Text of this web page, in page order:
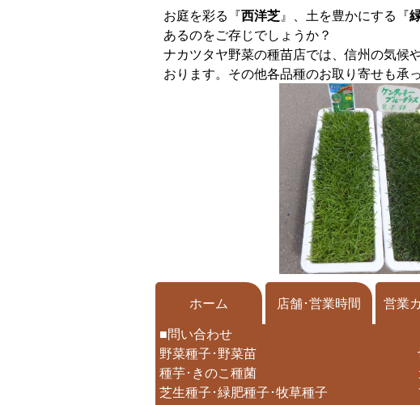
お庭を彩る『西洋芝』、土を豊かにする『
あるのをご存じでしょうか？
ナカツタヤ野菜の種苗店では、信州の気候
おります。その他各品種のお取り寄せも承
ホーム 店舗･営業時間 営業
■問い合わせ
野菜種子･野菜苗
種芋･きのこ種菌
芝生種子･緑肥種子･牧草種子